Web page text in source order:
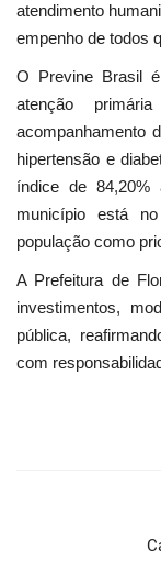
atendimento
empenho de todos
O Previne Brasil
atenção
acompanhamento
hipertensão e
índice de 84,20%
município está
população como
A Prefeitura de
investimentos,
pública,
com